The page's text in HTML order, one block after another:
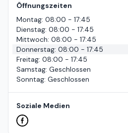
Öffnungszeiten
Montag: 08:00 - 17:45
Dienstag: 08:00 - 17:45
Mittwoch: 08:00 - 17:45
Donnerstag: 08:00 - 17:45
Freitag: 08:00 - 17:45
Samstag: Geschlossen
Sonntag: Geschlossen
Soziale Medien